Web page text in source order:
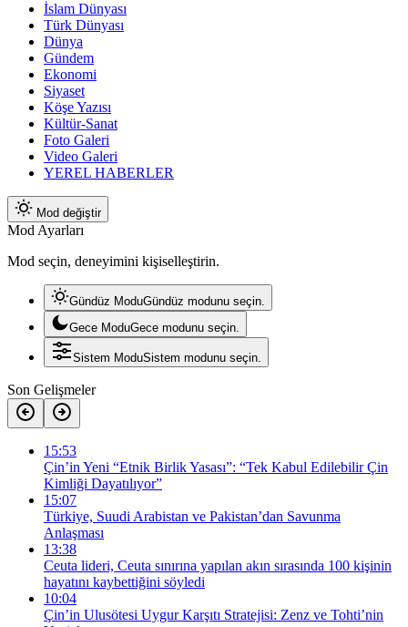
İslam Dünyası
Türk Dünyası
Dünya
Gündem
Ekonomi
Siyaset
Köşe Yazısı
Kültür-Sanat
Foto Galeri
Video Galeri
YEREL HABERLER
Mod değiştir
Mod Ayarları
Mod seçin, deneyimini kişiselleştirin.
Gündüz ModuGündüz modunu seçin.
Gece ModuGece modunu seçin.
Sistem ModuSistem modunu seçin.
Son Gelişmeler
15:53
Çin’in Yeni “Etnik Birlik Yasası”: “Tek Kabul Edilebilir Çin
Kimliği Dayatılıyor”
15:07
Türkiye, Suudi Arabistan ve Pakistan’dan Savunma
Anlaşması
13:38
Ceuta lideri, Ceuta sınırına yapılan akın sırasında 100 kişinin
hayatını kaybettiğini söyledi
10:04
Çin’in Ulusötesi Uygur Karşıtı Stratejisi: Zenz ve Tohti’nin